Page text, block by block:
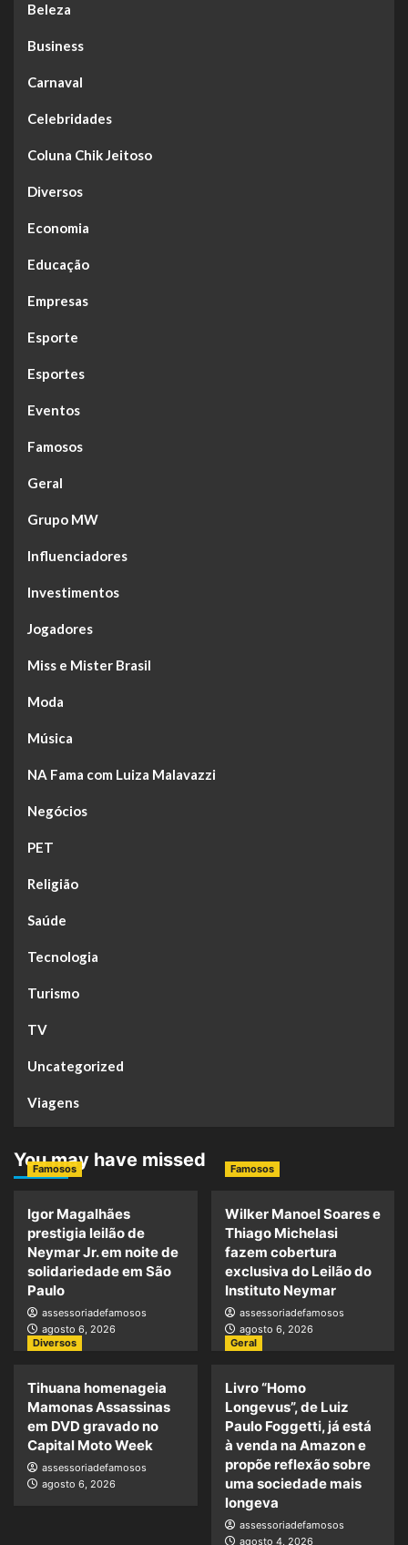
Beleza
Business
Carnaval
Celebridades
Coluna Chik Jeitoso
Diversos
Economia
Educação
Empresas
Esporte
Esportes
Eventos
Famosos
Geral
Grupo MW
Influenciadores
Investimentos
Jogadores
Miss e Mister Brasil
Moda
Música
NA Fama com Luiza Malavazzi
Negócios
PET
Religião
Saúde
Tecnologia
Turismo
TV
Uncategorized
Viagens
You may have missed
Famosos
Igor Magalhães
prestigia leilão de
Neymar Jr. em noite de
solidariedade em São
Paulo
assessoriadefamosos
agosto 6, 2026
Famosos
Wilker Manoel Soares e
Thiago Michelasi
fazem cobertura
exclusiva do Leilão do
Instituto Neymar
assessoriadefamosos
agosto 6, 2026
Diversos
Tihuana homenageia
Mamonas Assassinas
em DVD gravado no
Capital Moto Week
assessoriadefamosos
agosto 6, 2026
Geral
Livro “Homo
Longevus”, de Luiz
Paulo Foggetti, já está
à venda na Amazon e
propõe reflexão sobre
uma sociedade mais
longeva
assessoriadefamosos
agosto 4, 2026